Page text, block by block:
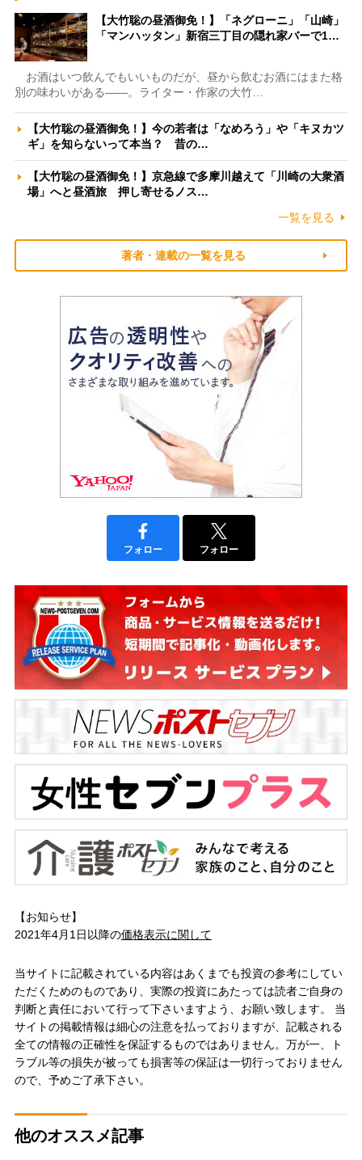
【大竹聡の昼酒御免！】「ネグローニ」「山崎」
「マンハッタン」新宿三丁目の隠れ家バーで1…
お酒はいつ飲んでもいいものだが、昼から飲むお酒にはまた格
別の味わいがある――。ライター・作家の大竹…
【大竹聡の昼酒御免！】今の若者は「なめろう」や「キヌカツ
ギ」を知らないって本当？ 昔の…
【大竹聡の昼酒御免！】京急線で多摩川越えて「川崎の大衆酒
場」へと昼酒旅 押し寄せるノス…
一覧を見る
著者・連載の一覧を見る
フォロー フォロー
【お知らせ】
2021年4月1日以降の価格表示に関して
当サイトに記載されている内容はあくまでも投資の参考にしてい
ただくためのものであり、実際の投資にあたっては読者ご自身の
判断と責任において行って下さいますよう、お願い致します。 当
サイトの掲載情報は細心の注意を払っておりますが、記載される
全ての情報の正確性を保証するものではありません。万が一、ト
ラブル等の損失が被っても損害等の保証は一切行っておりません
ので、予めご了承下さい。
他のオススメ記事